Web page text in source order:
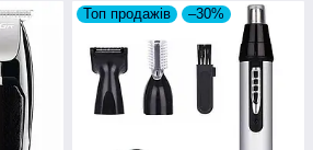
Топ продажів –30%